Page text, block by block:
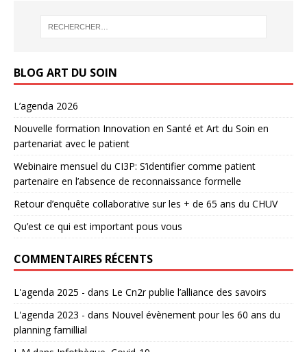
BLOG ART DU SOIN
L’agenda 2026
Nouvelle formation Innovation en Santé et Art du Soin en
partenariat avec le patient
Webinaire mensuel du CI3P: S’identifier comme patient
partenaire en l’absence de reconnaissance formelle
Retour d’enquête collaborative sur les + de 65 ans du CHUV
Qu’est ce qui est important pous vous
COMMENTAIRES RÉCENTS
L'agenda 2025 - dans Le Cn2r publie l’alliance des savoirs
L'agenda 2023 - dans Nouvel évènement pour les 60 ans du
planning famillial